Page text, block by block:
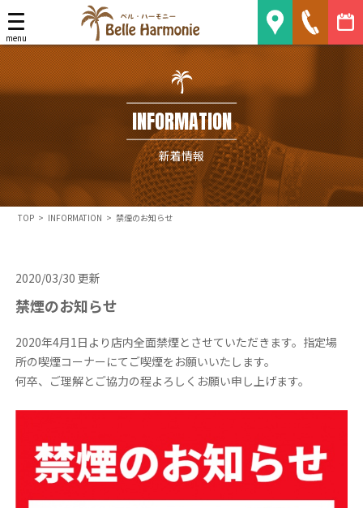
menu
INFORMATION
新着情報
TOP > INFORMATION > 禁煙のお知らせ
2020/03/30 更新
禁煙のお知らせ
2020年4月1日より店内全面禁煙とさせていただきます。指定場
所の喫煙コーナーにてご喫煙をお願いいたします。
何卒、ご理解とご協力の程よろしくお願い申し上げます。